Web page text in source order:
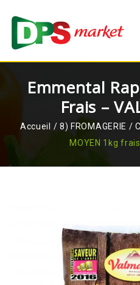
Emmental
Frais –
Accueil / 8) FROMAGERIE /
MOYEN 1kg